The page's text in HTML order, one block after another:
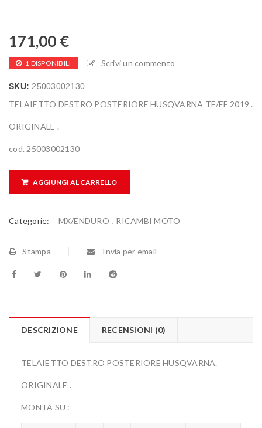
171,00 €
1 DISPONIBILI Scrivi un commento
SKU: 25003002130
TELAIETTO DESTRO POSTERIORE HUSQVARNA TE/FE 2019 .
ORIGINALE .
cod. 25003002130
AGGIUNGI AL CARRELLO
Categorie: MX/ENDURO , RICAMBI MOTO
Stampa Invia per email
DESCRIZIONE RECENSIONI (0)
TELAIETTO DESTRO POSTERIORE HUSQVARNA.
ORIGINALE .
MONTA SU :